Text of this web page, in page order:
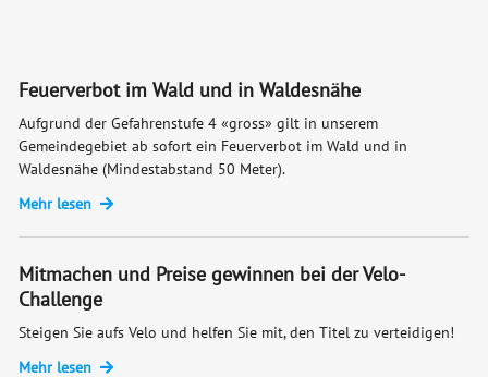
Feuerverbot im Wald und in Waldesnähe
Aufgrund der Gefahrenstufe 4 «gross» gilt in unserem
Gemeindegebiet ab sofort ein Feuerverbot im Wald und in
Waldesnähe (Mindestabstand 50 Meter).
Mehr lesen
Mitmachen und Preise gewinnen bei der Velo-
Challenge
Steigen Sie aufs Velo und helfen Sie mit, den Titel zu verteidigen!
Mehr lesen